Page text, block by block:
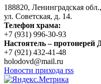
188820, Ленинградская
ул. Советская, д. 14.
Телефон храма:
+7 (931) 996-30-93
Настоятель – протоиерей
+7 (921) 432-41-48
holodovd@mail.ru
Новости прихода rss